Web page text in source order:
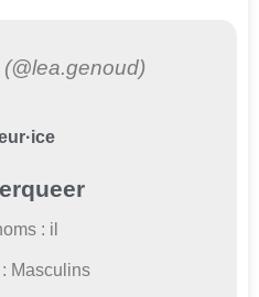
: il
Masculins